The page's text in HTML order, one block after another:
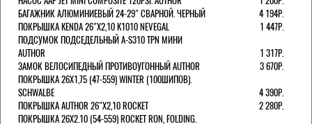
БАГАЖНИК АЛЮМИНИЕВЫЙ 24-29" СВАРНОЙ. ЧЕРНЫЙ
4 194Р.
ПОКРЫШКА KENDA 26"Х2,10 K1010 NEVEGAL
1 447Р.
ПОДСУМОК ПОДСЕДЕЛЬНЫЙ A-S310 TPN МИНИ
AUTHOR
1 317Р.
ЗАМОК ВЕЛОСИПЕДНЫЙ ПРОТИВОУГОННЫЙ AUTHOR
3 670Р.
ПОКРЫШКА 26X1,75 (47-559) WINTER (100ШИПОВ).
SCHWALBE
4 390Р.
ПОКРЫШКА AUTHOR 26"Х2,10 ROCKET
2 280Р.
ПОКРЫШКА 26X2.10 (54-559) ROCKET RON, FOLDING.